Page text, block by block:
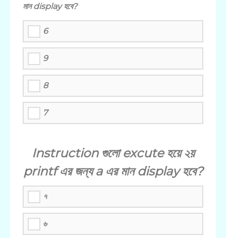
মান display হবে?
6
9
8
7
Instruction গুলো excute হয়ে ২য়
printf এর জন্য a এর মান display হবে?
৭
৬